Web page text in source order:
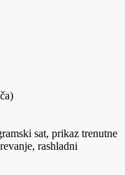
sat, prikaz trenutne
rashladni